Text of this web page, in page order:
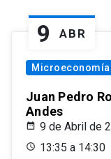
9 ABR
Juan Pedro
Andes
9 de Abril de
13:35 a 14:30